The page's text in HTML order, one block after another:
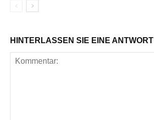
HINTERLASSEN SIE EINE ANTWORT